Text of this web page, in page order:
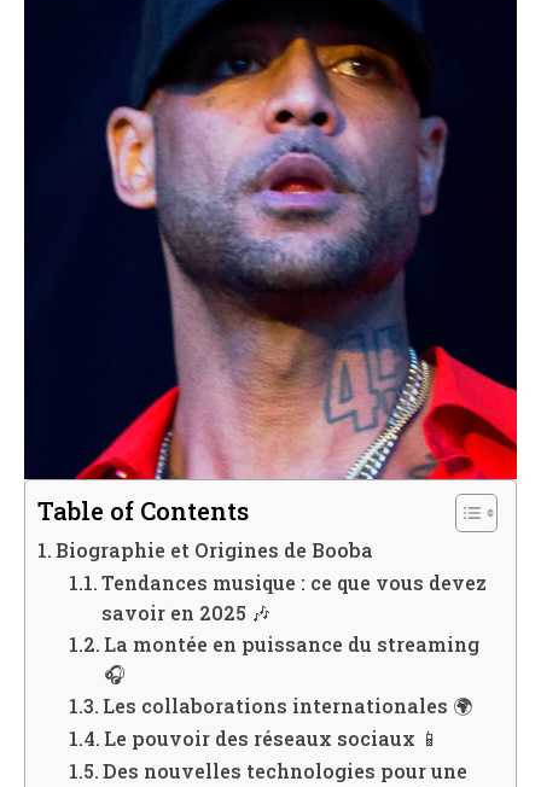
Table of Contents
Biographie et Origines de Booba
Tendances musique : ce que vous devez
savoir en 2025 🎶
La montée en puissance du streaming
🎧
Les collaborations internationales 🌍
Le pouvoir des réseaux sociaux 📱
Des nouvelles technologies pour une